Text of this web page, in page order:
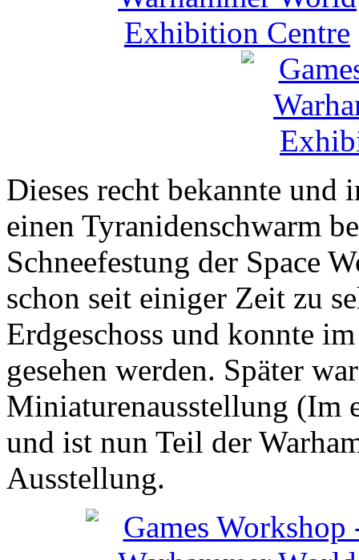
Dieses recht bekannte und
einen Tyranidenschwarm
Schneefestung der Space
schon seit einiger Zeit zu
Erdgeschoss und konnte
gesehen werden. Später
Miniaturenausstellung (Im
und ist nun Teil der
Ausstellung.